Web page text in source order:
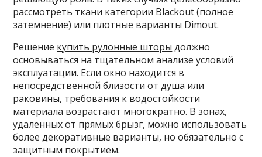
рассмотреть ткани категории Blackout (полное
затемнение) или плотные варианты Dimout.
Решение купить рулонные шторы должно
основываться на тщательном анализе условий
эксплуатации. Если окно находится в
непосредственной близости от душа или
раковины, требования к водостойкости
материала возрастают многократно. В зонах,
удаленных от прямых брызг, можно использовать
более декоративные варианты, но обязательно с
защитным покрытием.